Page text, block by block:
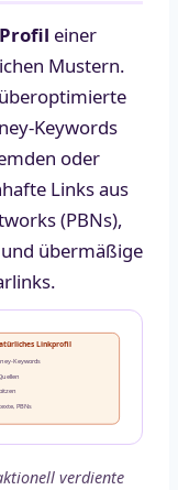
einer
Mustern.
Keywords
oder
Links aus
(PBNs),
und übermäßige
Linkprofil
Keywords
PBNs
verdiente